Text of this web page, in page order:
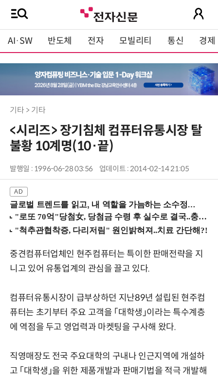
AI·SW 반도체 전자 모빌리티 통신 경제
기타 > 기타
<시리즈> 장기침체 컴퓨터유통시장 탈
불황 10계명(10·끝)
발행일 : 1996-06-28 03:56 업데이트 : 2014-02-14 21:05
글로벌 트렌드를 읽고, 내 역할을 가늠하는 소수정예 실습 워크숍 (8/28 신논현역)
중견컴퓨터업체인 현주컴퓨터는 특이한 판매전략을 지
니고 있어 유통업계의 관심을 끌고 있다.
컴퓨터유통시장이 급부상하던 지난89년 설립된 현주컴
퓨터는 초기부터 주요 고객을 「대학생」이라는 특수계층
에 역점을 두고 영업력과 마켓팅을 구사해 왔다.
직영매장도 전국 주요대학의 구내나 인근지역에 개설하
고 「대학생」을 위한 제품개발과 판매기법을 적극 개발해